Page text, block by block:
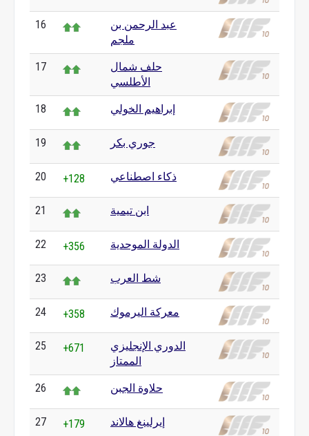
16
عبد الرحمن بن
ملجم
17
حلف شمال
الأطلسي
18 إبراهيم الخولي
19 جوري بكر
20 +128 ذكاء اصطناعي
21 ابن تيمية
22 +356 الدولة الموحدية
23 شط العرب
24 +358 معركة اليرموك
25 +671
الدوري الإنجليزي
الممتاز
26 حلاوة الجبن
27 +179 إيرلينغ هالاند